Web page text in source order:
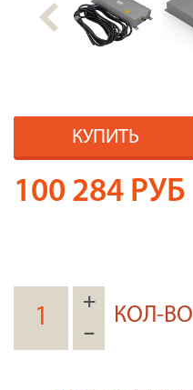
КУПИТЬ
100 284 РУБ
+
–
КОЛ-ВО